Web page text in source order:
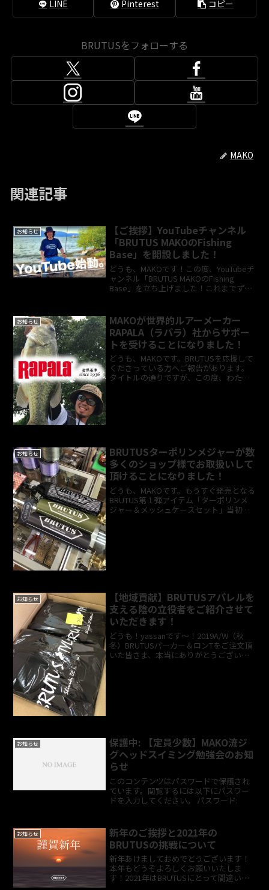
LINE Pinterest コピー
BRUTUSをフォローする
MAKO
関連記事
お知らせ
【ご挨拶】YouTubeチャンネル
「BRUTUS MAKOのFishing
Base」を開設しました！
どうも、MAKOです！この度、YouTubeチ
ャンネル「BRUTUS MAKOのFishing
Base」を立ち上げました！これまでずっ
に立つことができました。▶...
お知らせ
MAKOが世界的ルアーメーカー
RAPALA（ラパラ）社からサポー
トを受けることになりました！
どうも、MAKOです。BRUTUSを応援して
くださっている方へご報告があります。
タイトルの通りですが、この度、わたく
お知らせ
BRUTUSターポリンメジャーが数
多くのショップ様でお取扱いして
頂けることになりました！
どうも、MAKOです。もうすぐ発売となる
BRUTUS第１弾アイテム「ターポリンメ
ジャー＆メッシュケースセット」当初の
お知らせ
【地域貢献】BRUTUSアパレルを
支える陰の立役者をご紹介させて
いただきます！
どうも！yassanです～！2019A/W（秋
冬）BRUTUSパーカー＆ロンTをご注文頂
いた皆さま、本当にありがとうございま
お知らせ
保護中: 【定員少数】MAKO流ジ
グヘッドスイミング勉強会のお知
らせ
このコンテンツはパスワードで保護され
ています。閲覧するには以下にパスワー
ドを入力してください。 パスワード:
お知らせ
新年のご挨拶と2021年の
BRUTUSの挑戦について
新年あけましておめでとうございます！
本年もどうぞよろしくお願いいたしま
す！2021年はBRUTUSにとって間違いな